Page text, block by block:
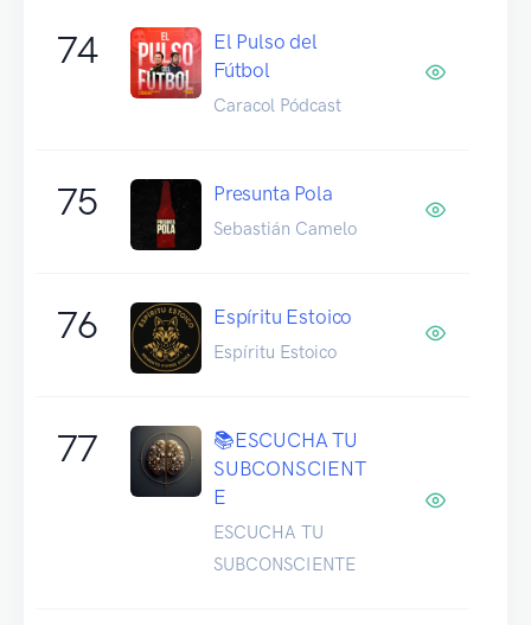
74
El Pulso del
Fútbol
Caracol Pódcast
75 Presunta Pola
Sebastián Camelo
76 Espíritu Estoico
Espíritu Estoico
77
📚ESCUCHA TU
SUBCONSCIENT
E
ESCUCHA TU
SUBCONSCIENTE